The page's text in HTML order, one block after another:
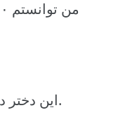
این دختر در فقیرترین جای هند زندگی میکند.